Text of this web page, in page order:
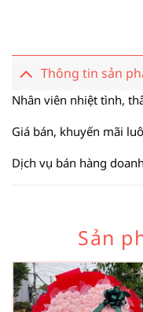
Thông tin sản
Nhân viên nhiệt tình,
Giá bán, khuyến mãi
Dịch vụ bán hàng
Sản